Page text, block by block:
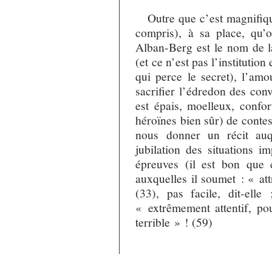
Outre que c’est
compris), à sa place,
Alban-Berg est le nom de
(et ce n’est pas
qui perce le secret),
sacrifier l’édredon des
est épais, moelleux,
héroïnes bien sûr) de
nous donner un récit
jubilation des situations
épreuves (il est bon que
auxquelles il soumet : «
(33), pas facile, dit-elle
« extrêmement attentif,
terrible » ! (59)